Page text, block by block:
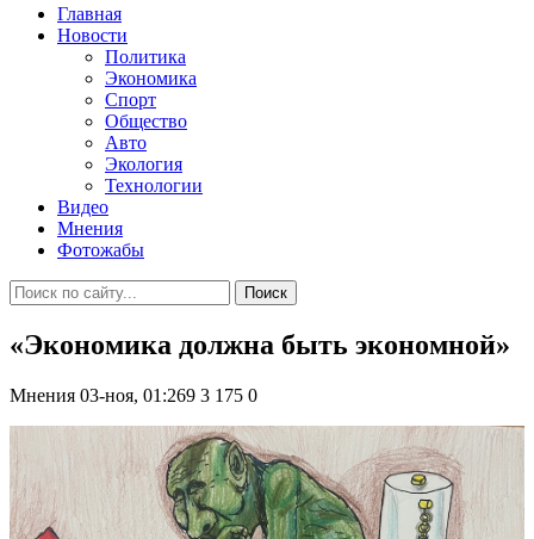
Главная
Новости
Политика
Экономика
Спорт
Общество
Авто
Экология
Технологии
Видео
Мнения
Фотожабы
Поиск
«Экономика должна быть экономной»
Мнения 03-ноя, 01:269 3 175 0